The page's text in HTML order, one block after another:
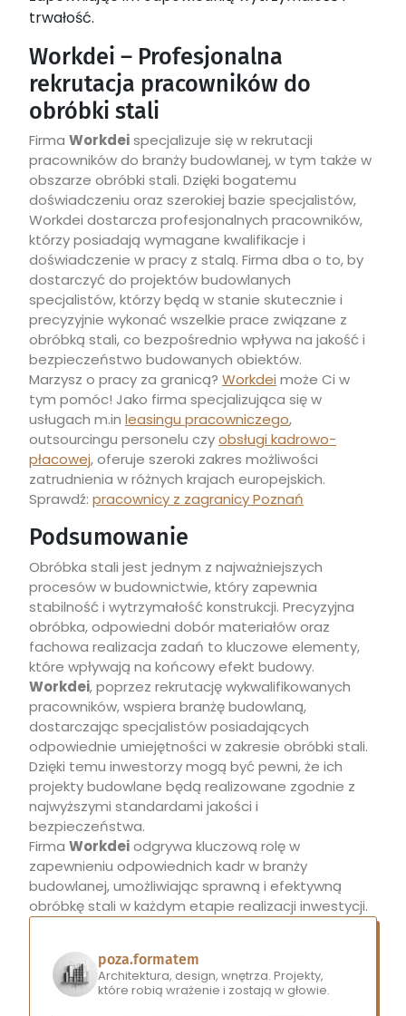
trwałość.
Workdei – Profesjonalna
rekrutacja pracowników do
obróbki stali
Firma Workdeispecjalizuje się w rekrutacji
pracowników do branży budowlanej, w tym także w
obszarze obróbki stali. Dzięki bogatemu
doświadczeniu oraz szerokiej bazie specjalistów,
Workdei dostarcza profesjonalnych pracowników,
którzy posiadają wymagane kwalifikacje i
doświadczenie w pracy z stalą. Firma dba o to, by
dostarczyć do projektów budowlanych
specjalistów, którzy będą w stanie skutecznie i
precyzyjnie wykonać wszelkie prace związane z
obróbką stali, co bezpośrednio wpływa na jakość i
bezpieczeństwo budowanych obiektów.
Marzysz o pracy za granicą? Workdei może Ci w
tym pomóc! Jako firma specjalizująca się w
usługach m.in leasingu pracowniczego,
outsourcingu personelu czyobsługi kadrowo-
płacowej, oferuje szeroki zakres możliwości
zatrudnienia w różnych krajach europejskich.
Sprawdź: pracownicy z zagranicy Poznań
Podsumowanie
Obróbka stali jest jednym z najważniejszych
procesów w budownictwie, który zapewnia
stabilność i wytrzymałość konstrukcji. Precyzyjna
obróbka, odpowiedni dobór materiałów oraz
fachowa realizacja zadań to kluczowe elementy,
które wpływają na końcowy efekt budowy.
Workdei, poprzez rekrutację wykwalifikowanych
pracowników, wspiera branżę budowlaną,
dostarczając specjalistów posiadających
odpowiednie umiejętności w zakresie obróbki stali.
Dzięki temu inwestorzy mogą być pewni, że ich
projekty budowlane będą realizowane zgodnie z
najwyższymi standardami jakości i
bezpieczeństwa.
Firma Workdeiodgrywa kluczową rolę w
zapewnieniu odpowiednich kadr w branży
budowlanej, umożliwiając sprawną i efektywną
obróbkę stali w każdym etapie realizacji inwestycji.
poza.formatem
Architektura, design, wnętrza. Projekty,
które robią wrażenie i zostają w głowie.